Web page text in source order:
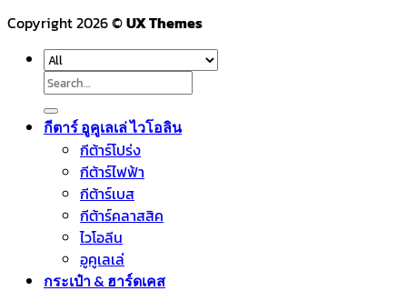
Copyright 2026 ©UX Themes
Search
for:
กีตาร์ อูคูเลเล่ ไวโอลิน
กีต้าร์โปร่ง
กีต้าร์ไฟฟ้า
กีต้าร์เบส
กีต้าร์คลาสสิค
ไวโอลีน
อูคูเลเล่
กระเป๋า & ฮาร์ดเคส